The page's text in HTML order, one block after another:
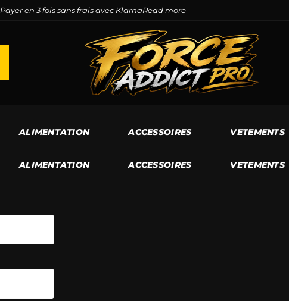
Payer en 3 fois sans frais avec KlarnaRead more
ALIMENTATION ACCESSOIRES VETEMENTS
ALIMENTATION ACCESSOIRES VETEMENTS